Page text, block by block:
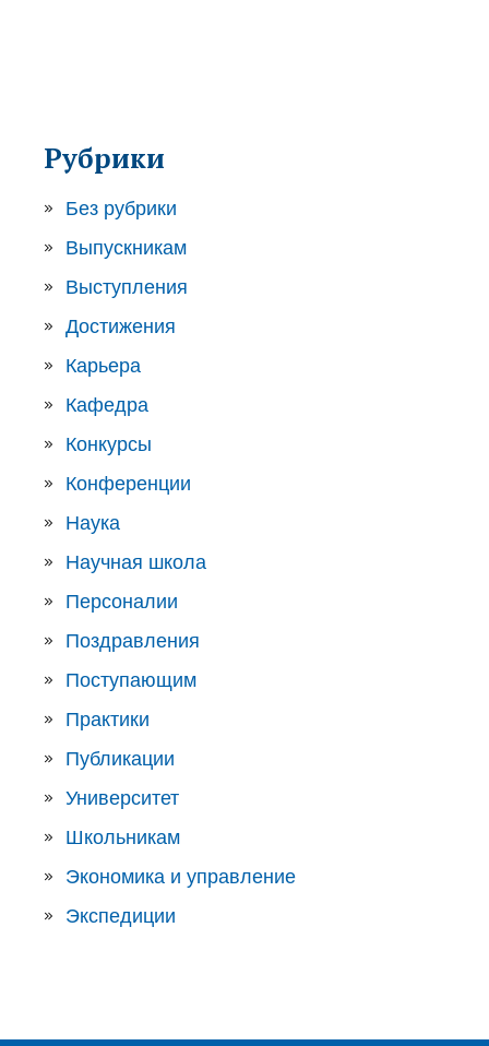
Рубрики
Без рубрики
Выпускникам
Выступления
Достижения
Карьера
Кафедра
Конкурсы
Конференции
Наука
Научная школа
Персоналии
Поздравления
Поступающим
Практики
Публикации
Университет
Школьникам
Экономика и управление
Экспедиции